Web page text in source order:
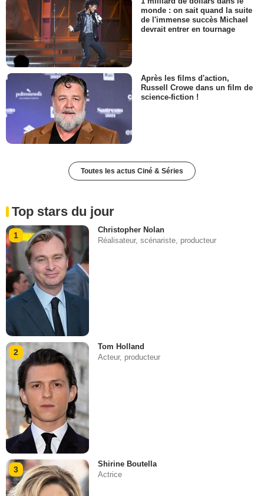
monde : on sait quand la suite
de l'immense succès Michael
devrait entrer en tournage
Après les films d'action,
Russell Crowe dans un film de
science-fiction !
Toutes les actus Ciné & Séries
Top stars du jour
1
Christopher Nolan
Réalisateur, scénariste, producteur
2
Tom Holland
Acteur, producteur
3
Shirine Boutella
Actrice